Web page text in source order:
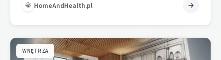
HomeAndHealth.pl
WNĘTRZA